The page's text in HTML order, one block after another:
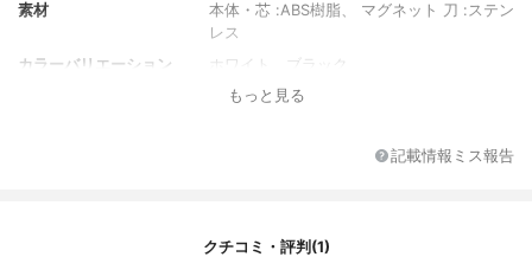
素材
本体・芯 :ABS樹脂、 マグネット 刀 :ステン
レス
カラーバリエーション
ホワイト、ブラック
不明もっと見る
記載情報ミス報告
クチコミ・評判(1)